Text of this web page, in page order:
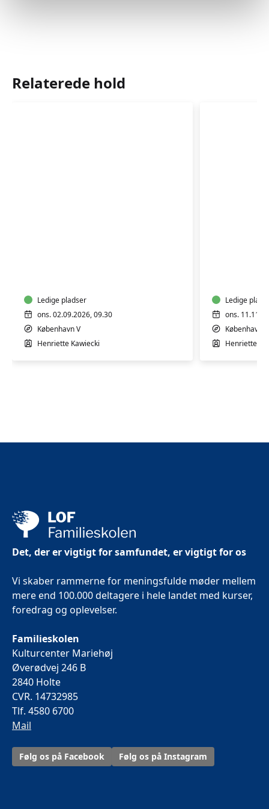
Relaterede hold
Ledige pladser
ons. 02.09.2026, 09.30
København V
Henriette Kawiecki
Ledige
ons.
København V
Henriette
Det, der er vigtigt for samfundet, er vigtigt for os
Vi skaber rammerne for meningsfulde møder mellem
mere end 100.000 deltagere i hele landet med kurser,
foredrag og oplevelser.
Familieskolen
Kulturcenter Mariehøj
Øverødvej 246 B
2840 Holte
CVR. 14732985
Tlf. 4580 6700
Mail
Følg os på Facebook Følg os på Instagram